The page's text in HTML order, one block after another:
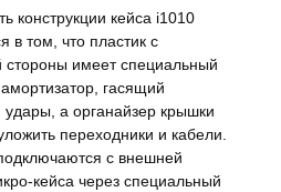
конструкции кейса i1010
в том, что пластик с
стороны имеет специальный
гасящий
удары, а органайзер крышки
переходники и кабели.
с внешней
кейса через специальный